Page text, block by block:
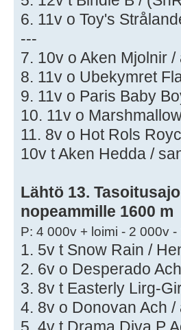
6. 11v o Toy's
---
7. 10v o Aken Mjolnir
8. 11v o Ubekymret
9. 11v o Paris Baby
10. 11v o
11. 8v o Hot Rols
10v t Aken Hedda /
Lähtö 13.
nopeammille 1600 m
P: 4 000v + loimi - 2 000v
1. 5v t Snow Rain /
2. 6v o Desperado
3. 8v t Easterly Lirg-
4. 8v o Donovan Ach
5. 4v t Drama Diva P